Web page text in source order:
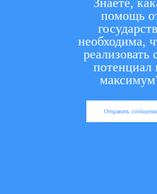
помощь
необходима,
реализовать
потенциал
Отправить сообщение